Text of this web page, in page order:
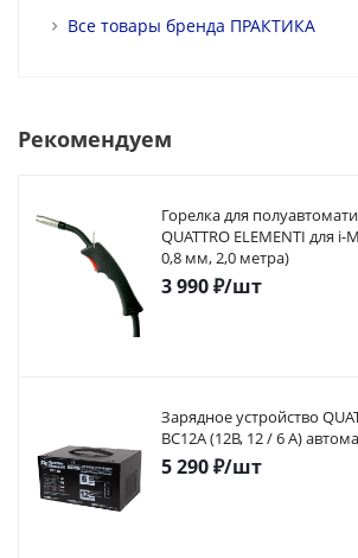
Все товары бренда ПРАКТИКА
Рекомендуем
Горелка для
QUATTRO ELEMENTI для i-
0,8 мм, 2,0 метра)
3 990₽/шт
Зарядное устройство
BC12A (12В, 12 / 6 А)
5 290₽/шт